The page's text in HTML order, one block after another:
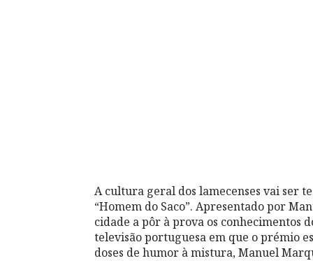
A cultura geral dos lamecenses vai ser
“Homem do Saco”. Apresentado por
cidade a pôr à prova os conhecimentos
televisão portuguesa em que o prémio
doses de humor à mistura, Manuel